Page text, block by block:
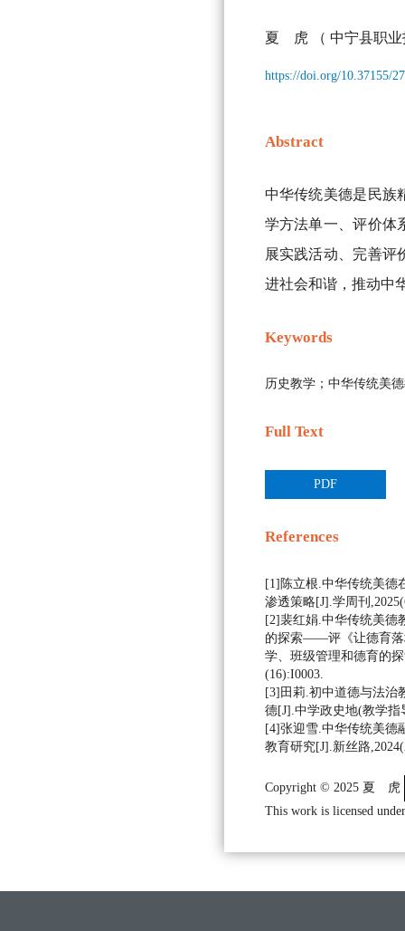
夏 虎 （ 中宁县职
https://doi.org/10.37155/
Abstract
中华传统美德是民族
学方法单一、评价体
展实践活动、完善评
进社会和谐，推动中
Keywords
历史教学；中华传统美
Full Text
PDF
References
[1]陈立根.中华传统美德
渗透策略[J].学周刊
[2]裴红娟.中华传统美德
的探索——评《让德育
学、班级管理和德育的
(16):I0003.
[3]田莉.初中道德与法治
德[J].中学政史地(教学指
[4]张迎雪.中华传统美德
教育研究[J].新丝路
Copyright © 2025 夏 虎
This work is licensed